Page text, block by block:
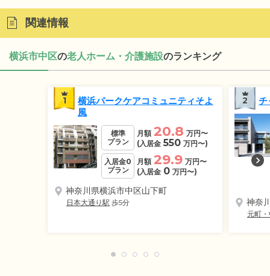
関連情報
横浜市中区の老人ホーム・介護施設のランキング
1
横浜パークケアコミュニティそよ
風
標準
プラン
月額 20.8 万円〜
(入居金 550 万円〜)
入居金0
プラン
月額 29.9 万円〜
(入居金 0 万円〜)
神奈川県横浜市中区山下町
日本大通り駅 歩5分
2 チ
神奈
元町